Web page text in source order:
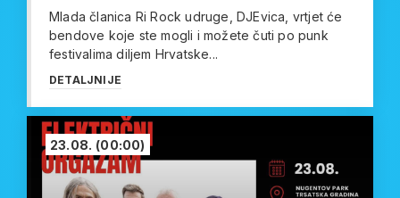
Mlada članica Ri Rock udruge, DJEvica, vrtjet će
bendove koje ste mogli i možete čuti po punk
festivalima diljem Hrvatske...
DETALJNIJE
23.08. (00:00)